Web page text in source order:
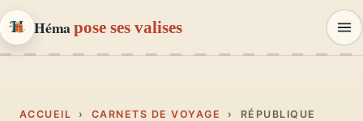
Hémapose ses valises
ACCUEIL › CARNETS DE VOYAGE › RÉPUBLIQUE